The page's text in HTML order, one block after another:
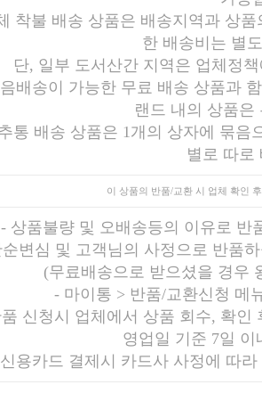
착불 배송 상품은 배송지역과 상
한 배송비는 별
단, 일부 도서산간 지역은 업체정
배송이 가능한 무료 배송 상품과
랜드 내의 상품은
통 배송 상품은 1개의 상자에 묶음
별로 따로
이 상품의 반품/교환 시 업체 확인
- 상품불량 및 오배송등의 이유로 반
순변심 및 고객님의 사정으로 반품
(무료배송으로 받으셨을 경우
- 마이통 > 반품/교환신청 메
신청시 업체에서 상품 회수, 확인
영업일 기준 7일
용카드 결제시 카드사 사정에 따